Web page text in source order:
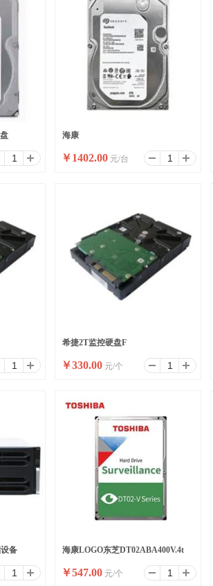
海康
HDD,ST8000VX009,8T,5400,3.5,SATA3,
￥1402.00 元/台
希捷2T监控硬盘F
￥330.00 元/个
备 海康LOGO东芝DT02ABA400V.4t
监控专用硬盘
￥547.00 元/个